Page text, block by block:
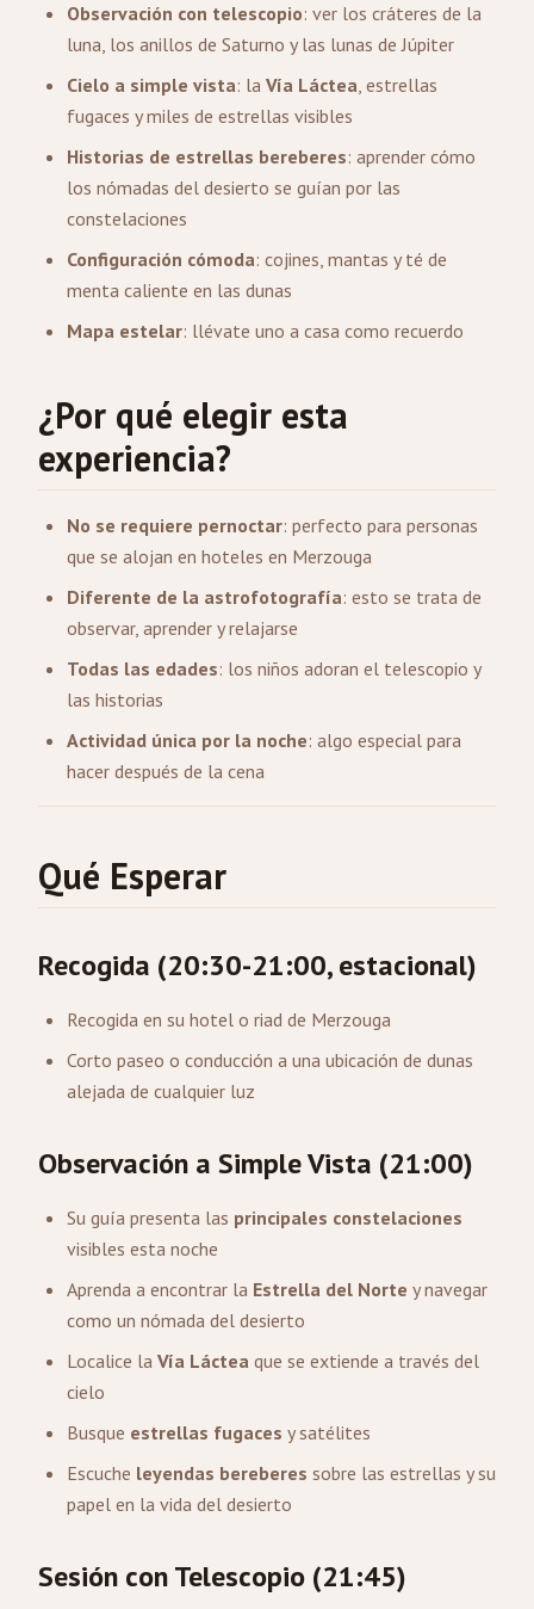
Observación con telescopio: ver los cráteres de la
luna, los anillos de Saturno y las lunas de Júpiter
Cielo a simple vista: la Vía Láctea, estrellas
fugaces y miles de estrellas visibles
Historias de estrellas bereberes: aprender cómo
los nómadas del desierto se guían por las
constelaciones
Configuración cómoda: cojines, mantas y té de
menta caliente en las dunas
Mapa estelar: llévate uno a casa como recuerdo
¿Por qué elegir esta
experiencia?
No se requiere pernoctar: perfecto para personas
que se alojan en hoteles en Merzouga
Diferente de la astrofotografía: esto se trata de
observar, aprender y relajarse
Todas las edades: los niños adoran el telescopio y
las historias
Actividad única por la noche: algo especial para
hacer después de la cena
Qué Esperar
Recogida (20:30-21:00, estacional)
Recogida en su hotel o riad de Merzouga
Corto paseo o conducción a una ubicación de dunas
alejada de cualquier luz
Observación a Simple Vista (21:00)
Su guía presenta las principales constelaciones
visibles esta noche
Aprenda a encontrar la Estrella del Norte y navegar
como un nómada del desierto
Localice la Vía Láctea que se extiende a través del
cielo
Busque estrellas fugaces y satélites
Escuche leyendas bereberes sobre las estrellas y su
papel en la vida del desierto
Sesión con Telescopio (21:45)